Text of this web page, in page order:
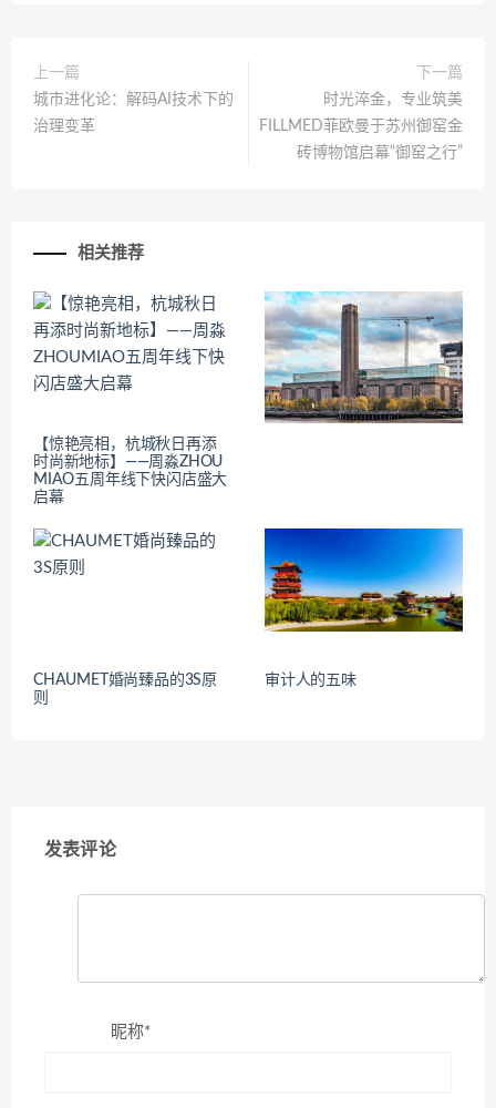
上一篇
城市进化论：解码AI技术下的
治理变革
下一篇
时光淬金，专业筑美
FILLMED菲欧曼于苏州御窑金
砖博物馆启幕“御窑之行”
相关推荐
【惊艳亮相，杭城秋日再添
时尚新地标】——周淼ZHOU
MIAO五周年线下快闪店盛大
启幕
CHAUMET婚尚臻品的3S原
则
审计人的五味
发表评论
昵称*